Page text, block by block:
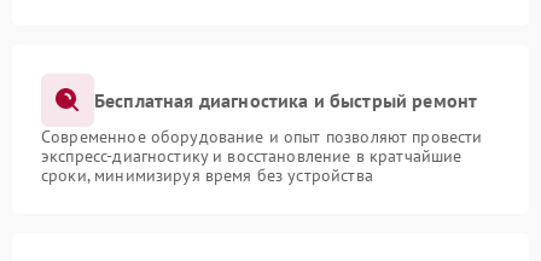
Бесплатная диагностика и быстрый ремонт
Современное оборудование и опыт позволяют провести
экспресс-диагностику и восстановление в кратчайшие
сроки, минимизируя время без устройства